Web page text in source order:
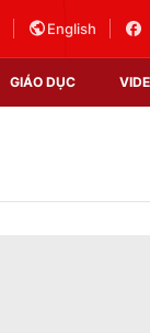
English
GIÁO DỤC
VTV